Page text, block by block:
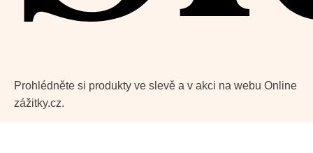
Prohlédněte si produkty ve slevě a v akci na webu Online
zážitky.cz.